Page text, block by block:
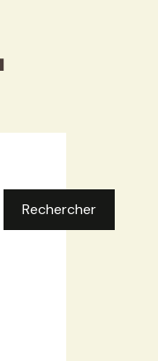
Rechercher